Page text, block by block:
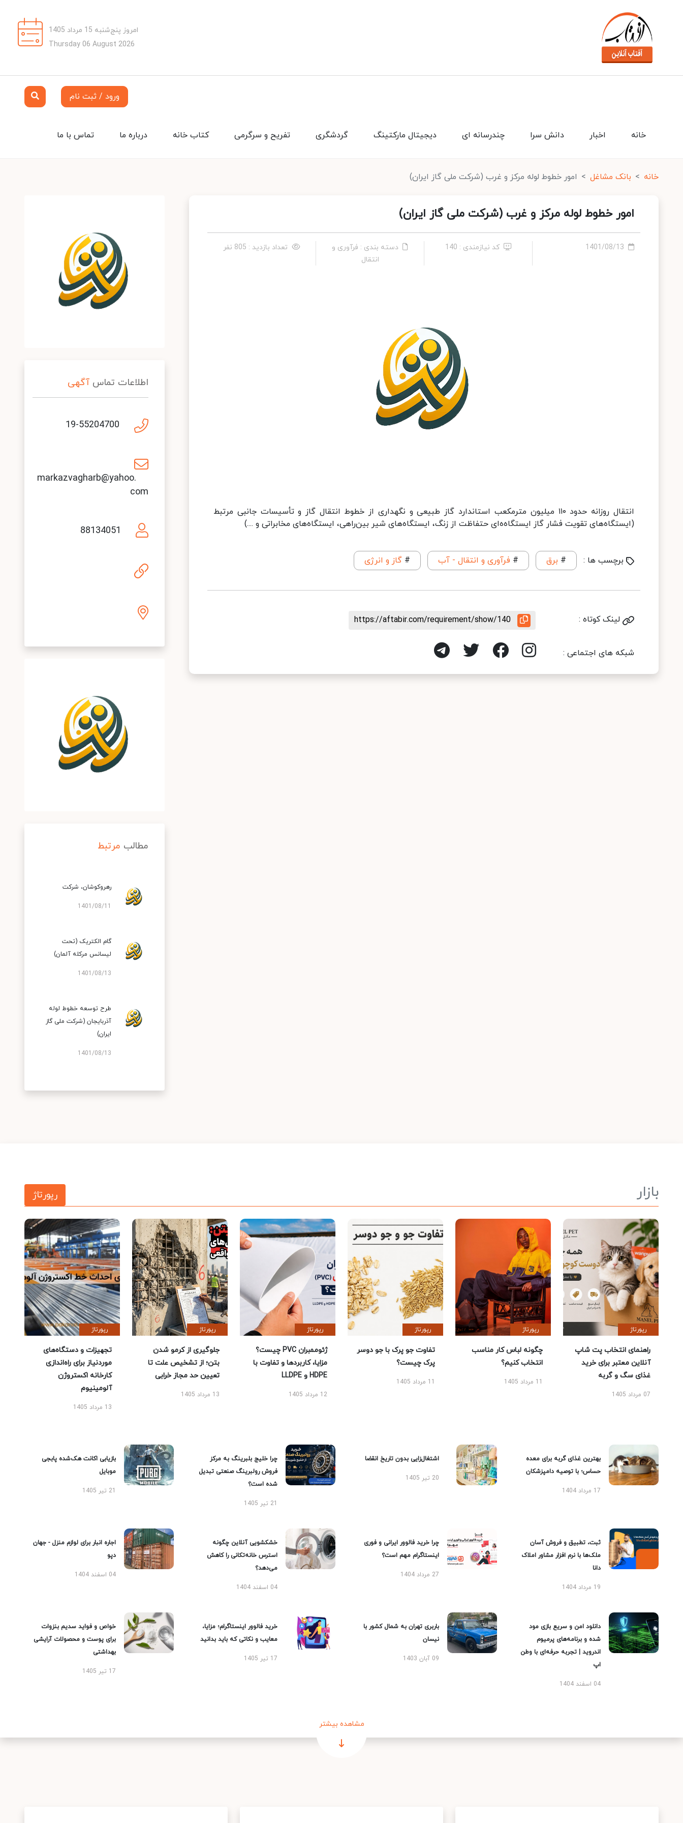
امروز پنج‌شنبه 15 مرداد 1405
Thursday 06 August 2026
ورود / ثبت نام
تماس با ما درباره ما کتاب خانه تفریح و سرگرمی گردشگری دیجیتال مارکتینگ چندرسانه ای دانش سرا اخبار خانه
خانه بانک مشاغل امور خطوط لوله مرکز و غرب (شرکت ملی گاز ایران)
امور خطوط لوله مرکز و غرب (شرکت ملی گاز ایران)
1401/08/13 کد نیازمندی : 140
دسته بندی : فرآوری و
انتقال
تعداد بازدید : 805 نفر
انتقال روزانه حدود ۱۱۰ میلیون مترمکعب استاندارد گاز طبیعی و نگهداری از خطوط انتقال گاز و تأسیسات جانبی مرتبط
(ایستگاه‌های تقویت فشار گاز ایستگاه‌ەای حتفاظت از زنگ، ایستگاه‌های شیر بین‌راهی، ایستگاه‌های مخابراتی و ....)
برچسب ها : # برق # فرآوری و انتقال - آب # گاز و انرژی
لینک کوتاه : https://aftabir.com/requirement/show/140
شبکه های اجتماعی :
اطلاعات تماس آگهی
19-55204700
markazvagharb@yahoo.
com
88134051
مطالب مرتبط
رهروكوشان، شركت
1401/08/11
گام الکتریک (تحت
لیسانس مرکله آلمان)
1401/08/13
طرح توسعه خطوط لوله
آذربایجان (شرکت ملی گاز
ایران)
1401/08/13
بازار رپورتاژ
رپورتاژ
راهنمای انتخاب پت شاپ
آنلاین معتبر برای خرید
غذای سگ و گربه
07 مرداد 1405
رپورتاژ
چگونه لباس کار مناسب
انتخاب کنیم؟
11 مرداد 1405
رپورتاژ
تفاوت جو پرک با جو دوسر
پرک چیست؟
11 مرداد 1405
رپورتاژ
ژئوممبران PVC چیست؟
مزایا، کاربردها و تفاوت با
HDPE و LLDPE
12 مرداد 1405
رپورتاژ
جلوگیری از کرمو شدن
بتن؛ از تشخیص علت تا
تعیین حد مجاز خرابی
13 مرداد 1405
رپورتاژ
تجهیزات و دستگاه‌های
موردنیاز برای راه‌اندازی
کارخانه اکستروژن
آلومینیوم
13 مرداد 1405
بهترین غذای گربه برای معده
حساس؛ با توصیه دامپزشکان
17 مرداد 1404
اشتغال‌زایی بدون تاریخ انقضا
20 تیر 1405
چرا خلیج بلبرینگ به مرکز
فروش رولبرینگ صنعتی تبدیل
شده است؟
21 تیر 1405
بازیابی اکانت هک‌شده پابجی
موبایل
21 تیر 1405
ثبت، تطبیق و فروش آسان
ملک‌ها با نرم افزار مشاور املاک
دانا
19 مرداد 1404
چرا خرید فالوور ایرانی و فوری
اینستاگرام مهم است؟
27 مرداد 1404
خشکشویی آنلاین چگونه
استرس خانه‌تکانی را کاهش
می‌دهد؟
04 اسفند 1404
اجاره انبار برای لوازم منزل - جهان
دپو
04 اسفند 1404
دانلود امن و سریع بازی مود
شده و برنامه‌های پرمیوم
اندروید | تجربه حرفه‌ای با وطن
اپ
04 اسفند 1404
باربری تهران به شمال کشور با
نیسان
09 آبان 1403
خرید فالوور اینستاگرام؛ مزایا،
معایب و نکاتی که باید بدانید
17 تیر 1405
خواص و فواید سدیم بنزوات
برای پوست و محصولات آرایشی
بهداشتی
17 تیر 1405
مشاهده بیشتر